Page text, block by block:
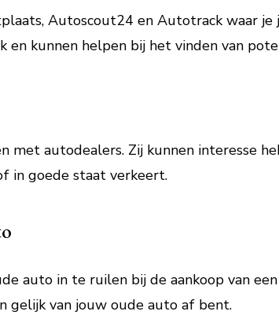
Autoscout24 en Autotrack waar
kunnen helpen bij het vinden van
met autodealers. Zij kunnen interesse
in goede staat verkeert.
auto in te ruilen bij de aankoop van
gelijk van jouw oude auto af bent.